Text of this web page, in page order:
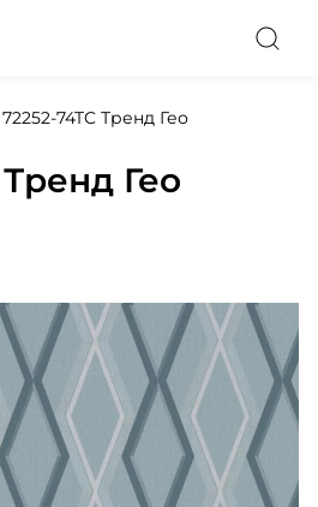
72252-74TC Тренд Гео
Гео